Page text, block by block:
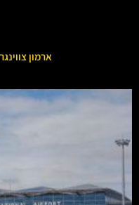
ארמון